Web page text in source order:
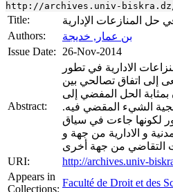
http://archives.univ-biskra.dz/
Title:
حل المنازعات الإدارية
Authors:
بن عمار, خديجة
Issue Date:
26-Nov-2014
Abstract:
الادارية في تطور
إلى اتفاق تصالحي بين
بمثابة الحل المفضي إلى
الشيء المقضي فيه.
لكونها جاءت في سياق
و الادارية من جهة و
التقاضي من جهة أخرى
URI:
http://archives.univ-
Appears in
Collections:
Faculté de Droit et des